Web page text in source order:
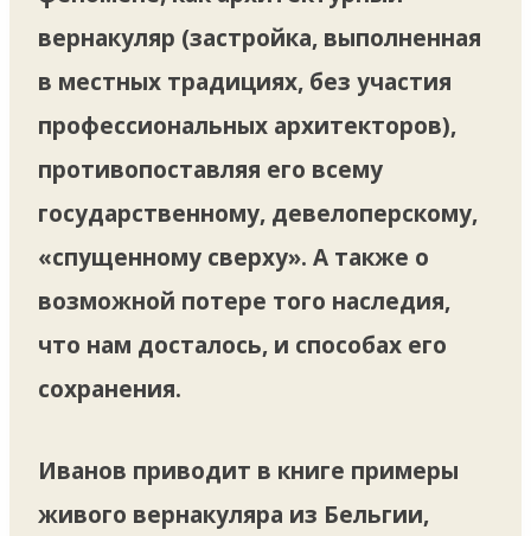
вернакуляр (застройка, выполненная
в местных традициях, без участия
профессиональных архитекторов),
противопоставляя его всему
государственному, девелоперскому,
«спущенному сверху». А также о
возможной потере того наследия,
что нам досталось, и способах его
сохранения.
Иванов приводит в книге примеры
живого вернакуляра из Бельгии,